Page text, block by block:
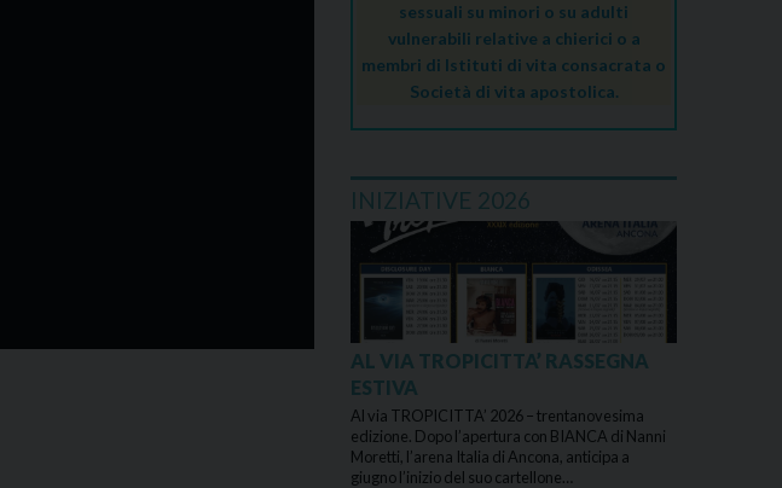
sessuali su minori o su adulti
vulnerabili relative a chierici o a
membri di Istituti di vita consacrata o
Società di vita apostolica.
INIZIATIVE 2026
AL VIA TROPICITTA’ RASSEGNA
ESTIVA
Al via TROPICITTA’ 2026 – trentanovesima
edizione. Dopo l’apertura con BIANCA di Nanni
Moretti, l’arena Italia di Ancona, anticipa a
giugno l’inizio del suo cartellone…